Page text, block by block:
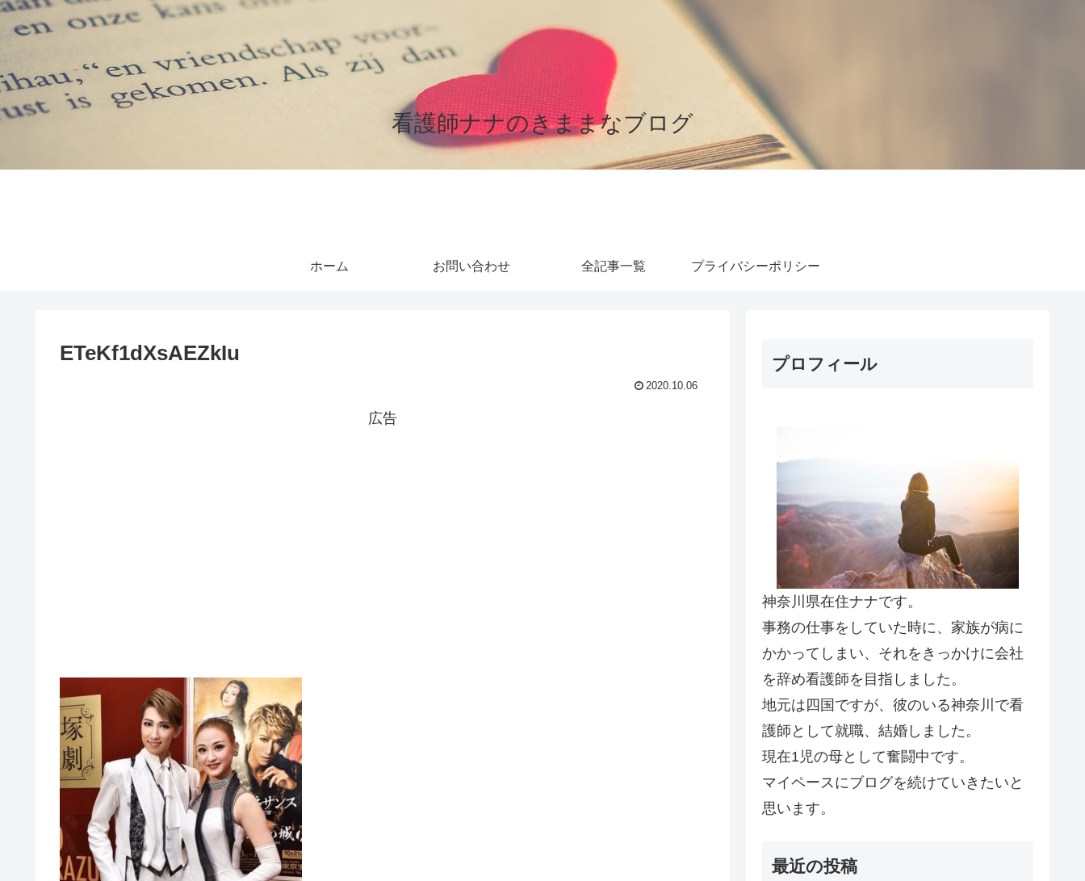
看護師ナナのきままなブログ
ホーム お問い合わせ 全記事一覧 プライバシーポリシー
ETeKf1dXsAEZkIu
2020.10.06
広告
プロフィール
神奈川県在住ナナです。
事務の仕事をしていた時に、家族が病に
かかってしまい、それをきっかけに会社
を辞め看護師を目指しました。
地元は四国ですが、彼のいる神奈川で看
護師として就職、結婚しました。
現在1児の母として奮闘中です。
マイペースにブログを続けていきたいと
思います。
最近の投稿